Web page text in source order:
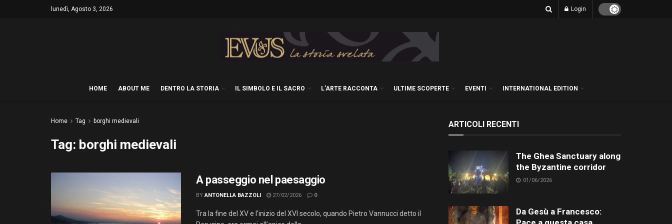
lunedì, Agosto 3, 2026 Login
HOME ABOUT ME DENTRO LA STORIA IL SIMBOLO E IL SACRO L’ARTE RACCONTA ULTIME SCOPERTE EVENTI INTERNATIONAL EDITION
Home Tag borghi medievali
Tag: borghi medievali
A passeggio nel paesaggio
BY ANTONELLA BAZZOLI 27/02/2026 0
Tra la fine del XV e l'inizio del XVI secolo, quando Pietro Vannucci detto il
ARTICOLI RECENTI
The Ghea Sanctuary along
the Byzantine corridor
01/06/2026
Da Gesù a Francesco: